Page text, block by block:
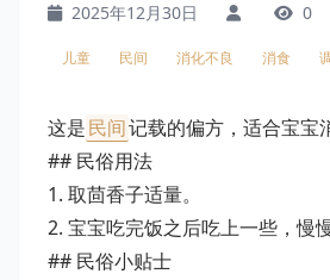
2025年12月30日 0
儿童 民间 消化不良 消食
这是民间记载的偏方，适合宝宝
## 民俗用法
1. 取茴香子适量。
2. 宝宝吃完饭之后吃上一些，慢
## 民俗小贴士